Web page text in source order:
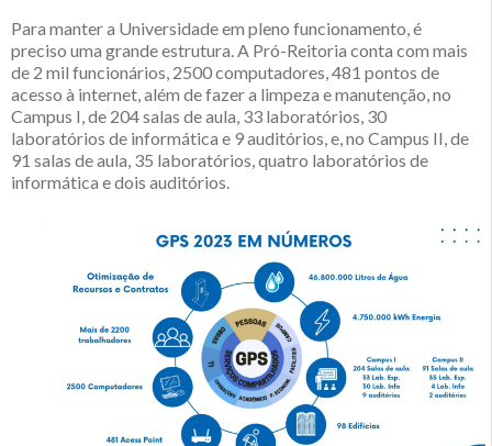
Para manter a Universidade em pleno funcionamento, é
preciso uma grande estrutura. A Pró-Reitoria conta com mais
de 2 mil funcionários, 2500 computadores, 481 pontos de
acesso à internet, além de fazer a limpeza e manutenção, no
Campus I, de 204 salas de aula, 33 laboratórios, 30
laboratórios de informática e 9 auditórios, e, no Campus II, de
91 salas de aula, 35 laboratórios, quatro laboratórios de
informática e dois auditórios.